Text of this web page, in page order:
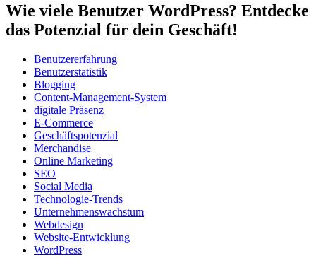
Wie viele Benutzer WordPress? Entdecke
das Potenzial für dein Geschäft!
Benutzererfahrung
Benutzerstatistik
Blogging
Content-Management-System
digitale Präsenz
E-Commerce
Geschäftspotenzial
Merchandise
Online Marketing
SEO
Social Media
Technologie-Trends
Unternehmenswachstum
Webdesign
Website-Entwicklung
WordPress